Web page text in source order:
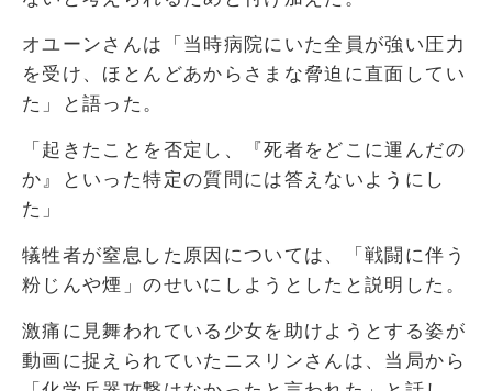
オユーンさんは「当時病院にいた全員が強い圧力
を受け、ほとんどあからさまな脅迫に直面してい
た」と語った。
「起きたことを否定し、『死者をどこに運んだの
か』といった特定の質問には答えないようにし
た」
犠牲者が窒息した原因については、「戦闘に伴う
粉じんや煙」のせいにしようとしたと説明した。
激痛に見舞われている少女を助けようとする姿が
動画に捉えられていたニスリンさんは、当局から